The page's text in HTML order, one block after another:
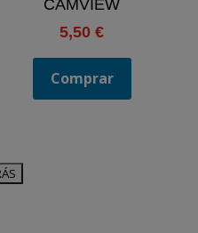
CAMVIEW
5,50€
Comprar